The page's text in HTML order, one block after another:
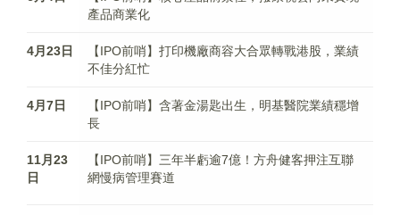
產品商業化
4月23日
【IPO前哨】打印機廠商容大合眾轉戰港股，業績
不佳分紅忙
4月7日
【IPO前哨】含著金湯匙出生，明基醫院業績穩增
長
11月23
日
【IPO前哨】三年半虧逾7億！方舟健客押注互聯
網慢病管理賽道